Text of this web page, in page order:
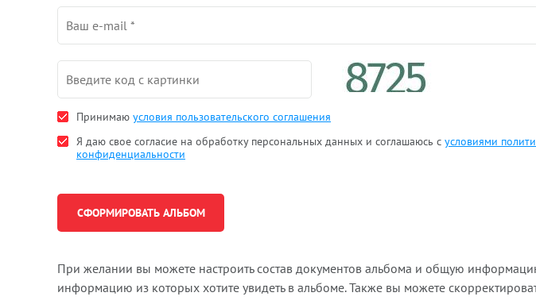
Принимаю условия пользовательского соглашения
Я даю свое согласие на обработку персональных данных и соглашаюсь с условиями
конфиденциальности
При желании вы можете настроить состав документов альбома и общую
информацию из которых хотите увидеть в альбоме. Также вы можете